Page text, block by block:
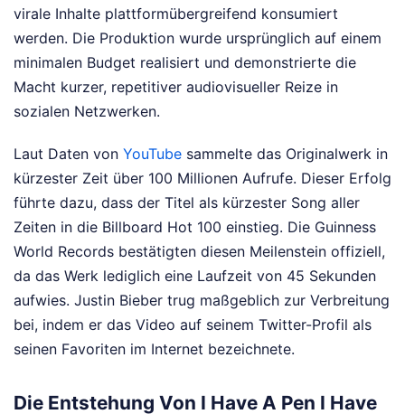
virale Inhalte plattformübergreifend konsumiert
werden. Die Produktion wurde ursprünglich auf einem
minimalen Budget realisiert und demonstrierte die
Macht kurzer, repetitiver audiovisueller Reize in
sozialen Netzwerken.
Laut Daten von YouTube sammelte das Originalwerk in
kürzester Zeit über 100 Millionen Aufrufe. Dieser Erfolg
führte dazu, dass der Titel als kürzester Song aller
Zeiten in die Billboard Hot 100 einstieg. Die Guinness
World Records bestätigten diesen Meilenstein offiziell,
da das Werk lediglich eine Laufzeit von 45 Sekunden
aufwies. Justin Bieber trug maßgeblich zur Verbreitung
bei, indem er das Video auf seinem Twitter-Profil als
seinen Favoriten im Internet bezeichnete.
Die Entstehung Von I Have A Pen I Have